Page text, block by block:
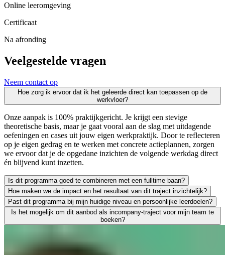
Online leeromgeving
Certificaat
Na afronding
Veelgestelde vragen
Neem contact op
Hoe zorg ik ervoor dat ik het geleerde direct kan toepassen op de
werkvloer?
Onze aanpak is 100% praktijkgericht. Je krijgt een stevige
theoretische basis, maar je gaat vooral aan de slag met uitdagende
oefeningen en cases uit jouw eigen werkpraktijk. Door te reflecteren
op je eigen gedrag en te werken met concrete actieplannen, zorgen
we ervoor dat je de opgedane inzichten de volgende werkdag direct
én blijvend kunt inzetten.
Is dit programma goed te combineren met een fulltime baan?
Zeker. We leiden uitsluitend werkende professionals op en weten
Hoe maken we de impact en het resultaat van dit traject inzichtelijk?
Leren moet leiden tot merkbaar resultaat; voor jezelf én voor je
Past dit programma bij mijn huidige niveau en persoonlijke leerdoelen?
We vinden het essentieel dat je een traject kiest dat écht bij je past
Is het mogelijk om dit aanbod als incompany-traject voor mijn team te
boeken?
Absoluut. Vrijwel al onze trainingen en opleidingen kunnen we